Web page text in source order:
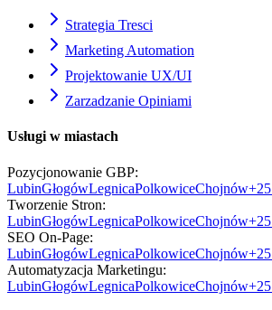
Strategia Tresci
Marketing Automation
Projektowanie UX/UI
Zarzadzanie Opiniami
Usługi w miastach
Pozycjonowanie GBP:
LubinGłogówLegnicaPolkowiceChojnów+25
Tworzenie Stron:
LubinGłogówLegnicaPolkowiceChojnów+25
SEO On-Page:
LubinGłogówLegnicaPolkowiceChojnów+25
Automatyzacja Marketingu:
LubinGłogówLegnicaPolkowiceChojnów+25